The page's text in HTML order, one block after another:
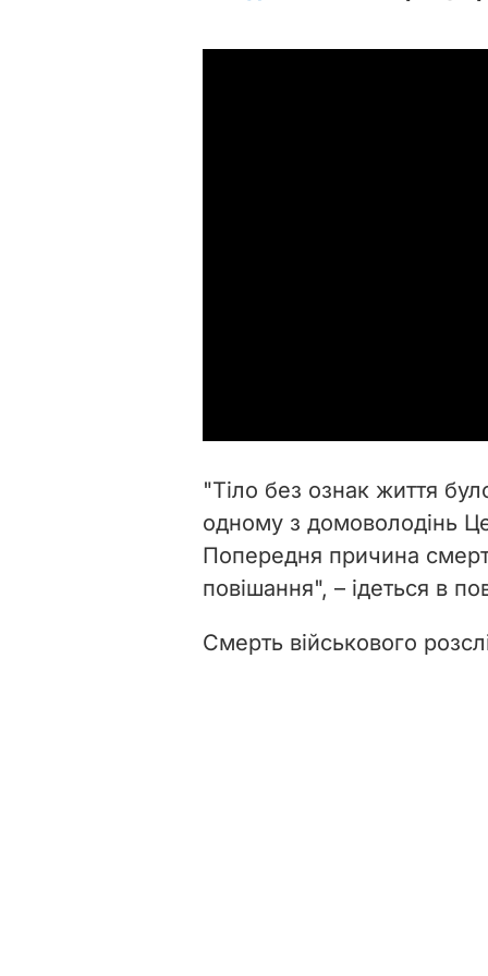
"Тіло без ознак життя
одному з домоволодінь
Попередня причина
повішання", – ідеться в
Смерть військового